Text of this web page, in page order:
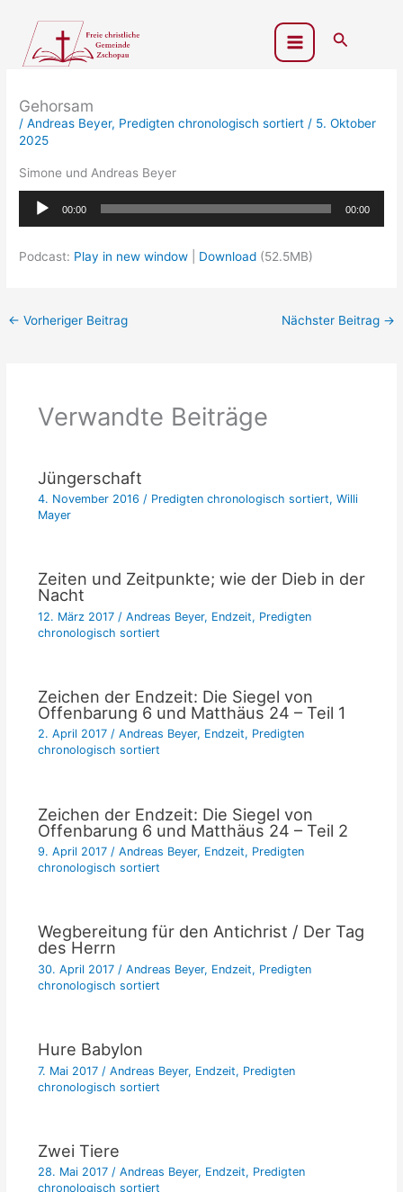
springen
Suchen
Gehorsam
/Andreas Beyer, Predigten chronologisch sortiert / 5. Oktober
2025
Simone und Andreas Beyer
Audio-
00:00 00:00
Podcast: Play in new window Download (52.5MB)
← Vorheriger Beitrag Nächster Beitrag →
Verwandte Beiträge
Jüngerschaft
4. November 2016 / Predigten chronologisch sortiert, Willi
Mayer
Zeiten und Zeitpunkte; wie der Dieb in der
Nacht
12. März 2017 / Andreas Beyer, Endzeit, Predigten
chronologisch sortiert
Zeichen der Endzeit: Die Siegel von
Offenbarung 6 und Matthäus 24 – Teil 1
2. April 2017 / Andreas Beyer, Endzeit, Predigten
chronologisch sortiert
Zeichen der Endzeit: Die Siegel von
Offenbarung 6 und Matthäus 24 – Teil 2
9. April 2017 / Andreas Beyer, Endzeit, Predigten
chronologisch sortiert
Wegbereitung für den Antichrist / Der Tag
des Herrn
30. April 2017 / Andreas Beyer, Endzeit, Predigten
chronologisch sortiert
Hure Babylon
7. Mai 2017 / Andreas Beyer, Endzeit, Predigten
chronologisch sortiert
Zwei Tiere
28. Mai 2017 / Andreas Beyer, Endzeit, Predigten
chronologisch sortiert